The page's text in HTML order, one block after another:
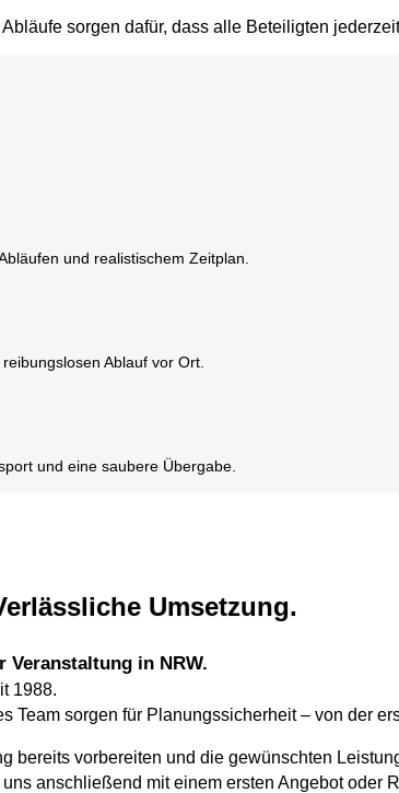
sorgen dafür, dass alle Beteiligten
und realistischem Zeitplan.
Ablauf vor Ort.
und eine saubere Übergabe.
Umsetzung.
Veranstaltung in NRW.
1988.
Team sorgen für Planungssicherheit – von der
bereits vorbereiten und die gewünschten
anschließend mit einem ersten Angebot oder